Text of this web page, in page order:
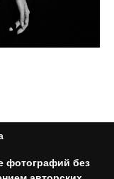
фотографий без